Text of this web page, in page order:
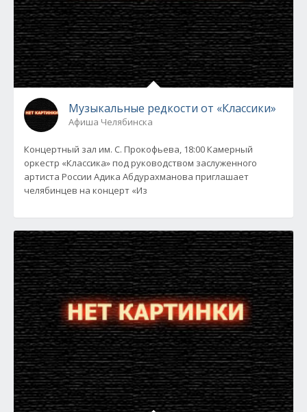
Музыкальные редкости от «Классики»
Афиша Челябинска
Концертный зал им. С. Прокофьева, 18:00 Камерный
оркестр «Классика» под руководством заслуженного
артиста России Адика Абдурахманова приглашает
челябинцев на концерт «Из